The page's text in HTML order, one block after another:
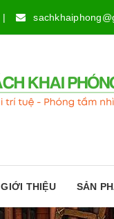
|
GIỚI THIỆU SẢN